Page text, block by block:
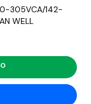
305VCA/142-
WELL